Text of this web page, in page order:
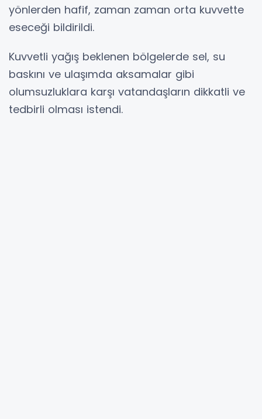
yönlerden hafif, zaman zaman orta kuvvette
eseceği bildirildi.
Kuvvetli yağış beklenen bölgelerde sel, su
baskını ve ulaşımda aksamalar gibi
olumsuzluklara karşı vatandaşların dikkatli ve
tedbirli olması istendi.